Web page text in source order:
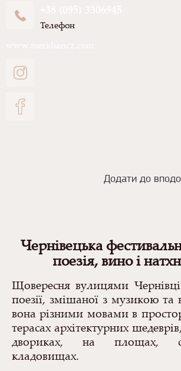
Телефон
Додати до
Чернівецька
поезія, вино і
Щовересня вулицями Чернівці
поезії, змішаної з музикою
вона різними мовами в
терасах архітектурних шедеврів,
двориках, на площах,
кладовищах.